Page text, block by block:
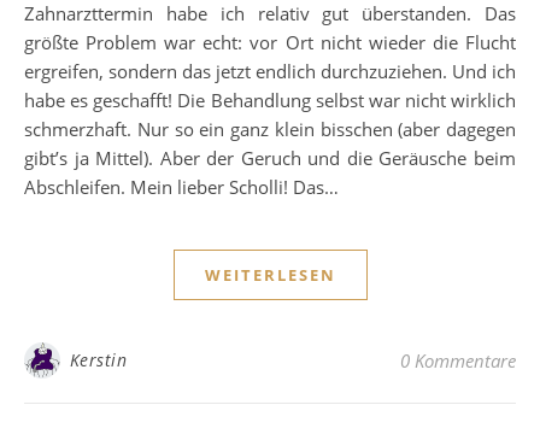
Zahnarzttermin habe ich relativ gut überstanden. Das
größte Problem war echt: vor Ort nicht wieder die Flucht
ergreifen, sondern das jetzt endlich durchzuziehen. Und ich
habe es geschafft! Die Behandlung selbst war nicht wirklich
schmerzhaft. Nur so ein ganz klein bisschen (aber dagegen
gibt’s ja Mittel). Aber der Geruch und die Geräusche beim
Abschleifen. Mein lieber Scholli! Das…
WEITERLESEN
Kerstin 0 Kommentare